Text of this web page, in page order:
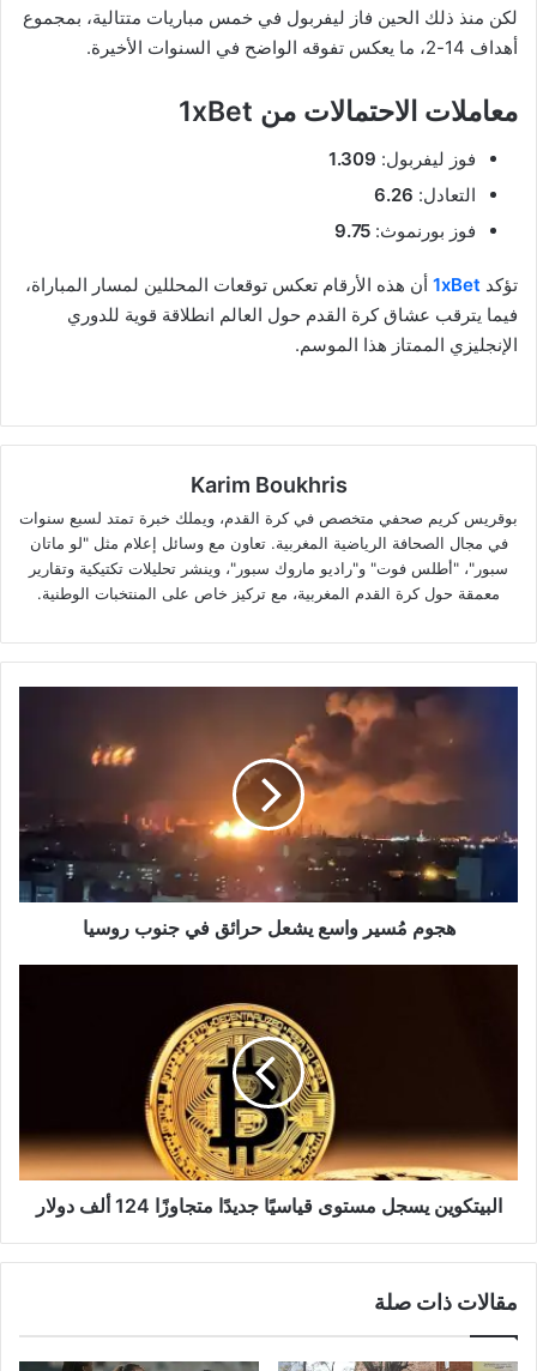
لكن منذ ذلك الحين فاز ليفربول في خمس مباريات متتالية، بمجموع
أهداف 14-2، ما يعكس تفوقه الواضح في السنوات الأخيرة.
معاملات الاحتمالات من 1xBet
فوز ليفربول: 1.309
التعادل: 6.26
فوز بورنموث: 9.75
تؤكد 1xBet أن هذه الأرقام تعكس توقعات المحللين لمسار المباراة،
فيما يترقب عشاق كرة القدم حول العالم انطلاقة قوية للدوري
الإنجليزي الممتاز هذا الموسم.
Karim Boukhris
بوقريس كريم صحفي متخصص في كرة القدم، ويملك خبرة تمتد لسبع سنوات
في مجال الصحافة الرياضية المغربية. تعاون مع وسائل إعلام مثل "لو ماتان
سبور"، "أطلس فوت" و"راديو ماروك سبور"، وينشر تحليلات تكتيكية وتقارير
معمقة حول كرة القدم المغربية، مع تركيز خاص على المنتخبات الوطنية.
جنوب
هجوم مُسير واسع يشعل حرائق في جنوب روسيا
ألف
دولار
البيتكوين يسجل مستوى قياسيًا جديدًا متجاوزًا 124 ألف دولار
مقالات ذات صلة